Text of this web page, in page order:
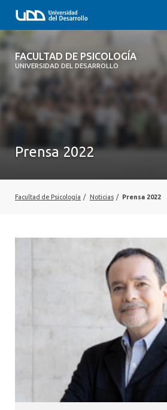
FACULTAD DE PSICOLOGÍA
UNIVERSIDAD DEL DESARROLLO
FACULTAD DE PSICOLOGÍA
ALUMNI PSICOLOGÍA UDD
SERVICIO DE PSICOLOGÍA INTEGRAL
Prensa 2022
Facultad de Psicología / Noticias / Prensa 2022